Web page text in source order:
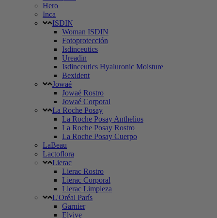
Hero
Inca
ISDIN
Woman ISDIN
Fotoprotección
Isdinceutics
Ureadin
Isdinceutics Hyaluronic Moisture
Bexident
Jowaé
Jowaé Rostro
Jowaé Corporal
La Roche Posay
La Roche Posay Anthelios
La Roche Posay Rostro
La Roche Posay Cuerpo
LaBeau
Lactoflora
Lierac
Lierac Rostro
Lierac Corporal
Lierac Limpieza
L'Oréal París
Garnier
Elvive